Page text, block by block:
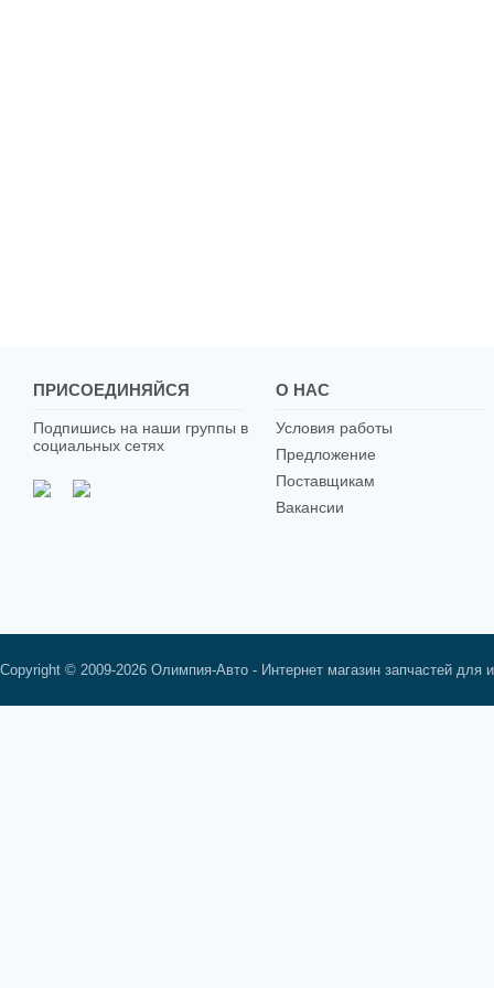
ПРИСОЕДИНЯЙСЯ
Подпишись на наши группы в
социальных сетях
О НАС
Условия работы
Предложение
Поставщикам
Вакансии
Copyright © 2009-2026 Олимпия-Авто - Интернет магазин запчастей для